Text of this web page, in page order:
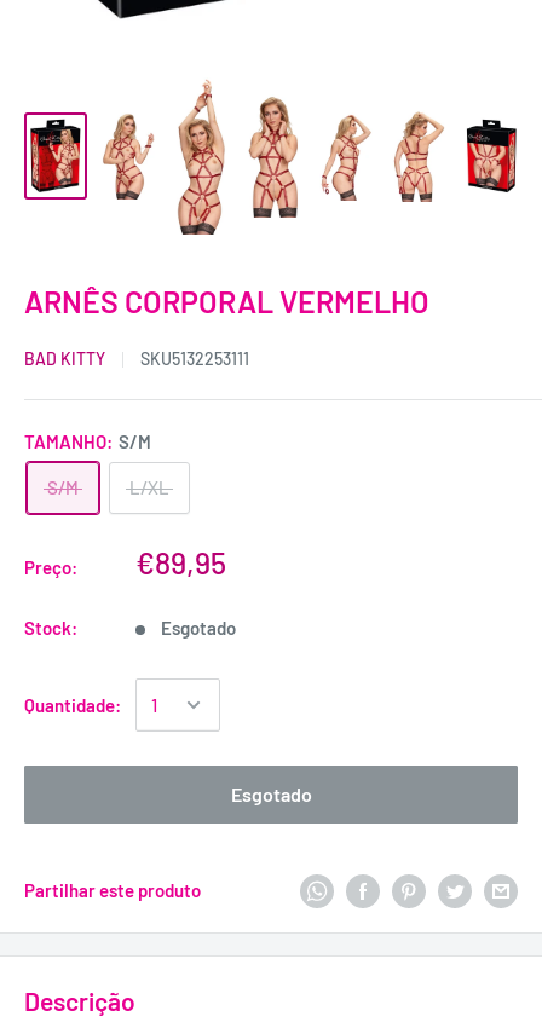
ARNÊS CORPORAL VERMELHO
BAD KITTY SKU5132253111
TAMANHO: S/M
S/M L/XL
Preço: €89,95
Stock: Esgotado
Quantidade:
Esgotado
Partilhar este produto
Descrição